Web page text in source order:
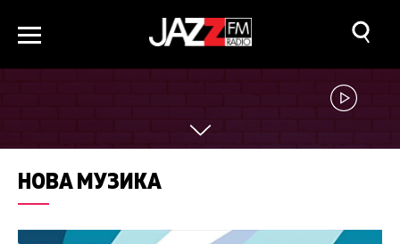
НОВА МУЗИКА